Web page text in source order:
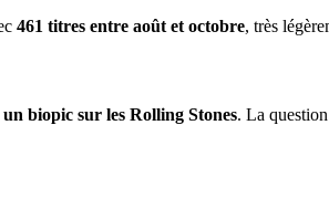
461 titres entre août et octobre, très
un biopic sur les Rolling Stones. La